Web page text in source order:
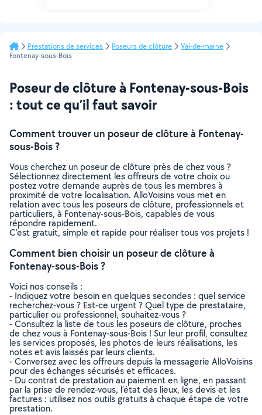
Prestations de services Poseurs de clôture
Val-de-marne
Fontenay-sous-Bois
Poseur de clôture à Fontenay-sous-Bois
: tout ce qu’il faut savoir
Comment trouver un poseur de clôture à Fontenay-
sous-Bois ?
Vous cherchez un poseur de clôture près de chez vous ?
Sélectionnez directement les offreurs de votre choix ou
postez votre demande auprès de tous les membres à
proximité de votre localisation. AlloVoisins vous met en
relation avec tous les poseurs de clôture, professionnels et
particuliers, à Fontenay-sous-Bois, capables de vous
répondre rapidement.
C’est gratuit, simple et rapide pour réaliser tous vos projets !
Comment bien choisir un poseur de clôture à
Fontenay-sous-Bois ?
Voici nos conseils :
- Indiquez votre besoin en quelques secondes : quel service
recherchez-vous ? Est-ce urgent ? Quel type de prestataire,
particulier ou professionnel, souhaitez-vous ?
- Consultez la liste de tous les poseurs de clôture, proches
de chez vous à Fontenay-sous-Bois ! Sur leur profil, consultez
les services proposés, les photos de leurs réalisations, les
notes et avis laissés par leurs clients.
- Conversez avec les offreurs depuis la messagerie AlloVoisins
pour des échanges sécurisés et efficaces.
- Du contrat de prestation au paiement en ligne, en passant
par la prise de rendez-vous, l’état des lieux, les devis et les
factures : utilisez nos outils gratuits à chaque étape de votre
prestation.